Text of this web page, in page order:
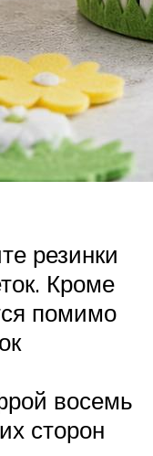
резинки
Кроме
помимо
восемь
сторон